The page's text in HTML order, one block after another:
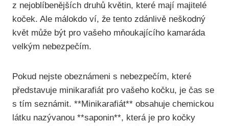
z nejoblíbenějších druhů květin, které mají majitelé
koček. Ale málokdo ví, že tento zdánlivě neškodný
květ může být pro vašeho mňoukajícího kamaráda
velkým nebezpečím.
Pokud nejste obeznámeni s nebezpečím, které
představuje minikarafiát pro vašeho kočku, je čas se
s tím seznámit. **Minikarafiát** obsahuje chemickou
látku nazývanou **saponin**, která je pro kočky